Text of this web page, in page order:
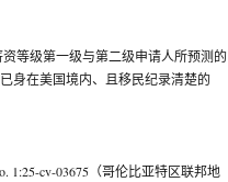
等级第一级与第二级申请人所预测的
身在美国境内、且移民纪录清楚的
1:25-cv-03675（哥伦比亚特区联邦地